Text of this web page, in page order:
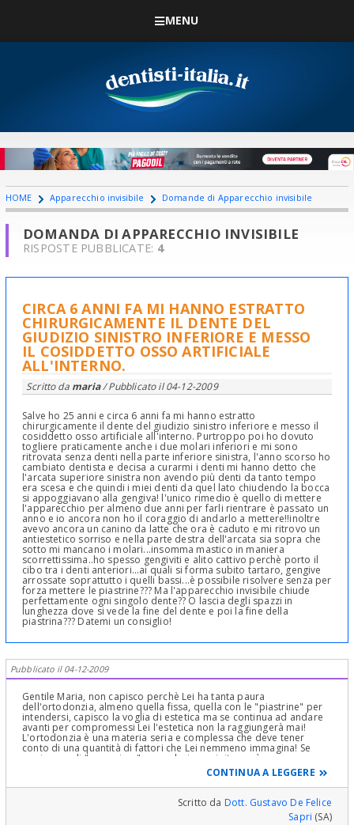
MENU
HOME Apparecchio invisibile Domande di Apparecchio invisibile
DOMANDA DI APPARECCHIO INVISIBILE
RISPOSTE PUBBLICATE: 4
CIRCA 6 ANNI FA MI HANNO ESTRATTO
CHIRURGICAMENTE IL DENTE DEL
GIUDIZIO SINISTRO INFERIORE E MESSO
IL COSIDDETTO OSSO ARTIFICIALE
ALL'INTERNO.
Scritto da maria/ Pubblicato il04-12-2009
Salve ho 25 anni e circa 6 anni fa mi hanno estratto
chirurgicamente il dente del giudizio sinistro inferiore e messo il
cosiddetto osso artificiale all'interno. Purtroppo poi ho dovuto
togliere praticamente anche i due molari inferiori e mi sono
ritrovata senza denti nella parte inferiore sinistra, l'anno scorso ho
cambiato dentista e decisa a curarmi i denti mi hanno detto che
l'arcata superiore sinistra non avendo più denti da tanto tempo
era scesa e che quindi i miei denti da quel lato chiudendo la bocca
si appoggiavano alla gengiva! l'unico rimedio è quello di mettere
l'apparecchio per almeno due anni per farli rientrare è passato un
anno e io ancora non ho il coraggio di andarlo a mettere!!inoltre
avevo ancora un canino da latte che ora è caduto e mi ritrovo un
antiestetico sorriso e nella parte destra dell'arcata sia sopra che
sotto mi mancano i molari...insomma mastico in maniera
scorrettissima..ho spesso gengiviti e alito cattivo perchè porto il
cibo tra i denti anteriori...ai quali si forma subito tartaro, gengive
arrossate soprattutto i quelli bassi...è possibile risolvere senza per
forza mettere le piastrine??? Ma l'apparecchio invisibile chiude
perfettamente ogni singolo dente?? O lascia degli spazzi in
lunghezza dove si vede la fine del dente e poi la fine della
piastrina??? Datemi un consiglio!
Pubblicato il 04-12-2009
Gentile Maria, non capisco perchè Lei ha tanta paura
dell'ortodonzia, almeno quella fissa, quella con le "piastrine" per
intendersi, capisco la voglia di estetica ma se continua ad andare
avanti per compromessi Lei l'estetica non la raggiungerà mai!
L'ortodonzia è una materia seria e complessa che deve tener
conto di una quantità di fattori che Lei nemmeno immagina! Se
oggi cerca di "arrangiare" una soluzione si ritroverà con un
risultato ancora più "arrangiato" domani. Lei è giovane, ha tutta
una vita da "masticare". Mi dia retta la Sua non è una soluzione da
apparecchio trasparente, le "mascherine" per capirsi. Lei ha
bisogno di un professionista serio, molto serio e competente. Da
quanto ha scritto non mi pare che ne abbia incontrati. Cordialità
CONTINUA A LEGGERE
Scritto da Dott. Gustavo De Felice
Sapri (SA)